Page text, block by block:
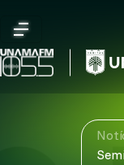
content